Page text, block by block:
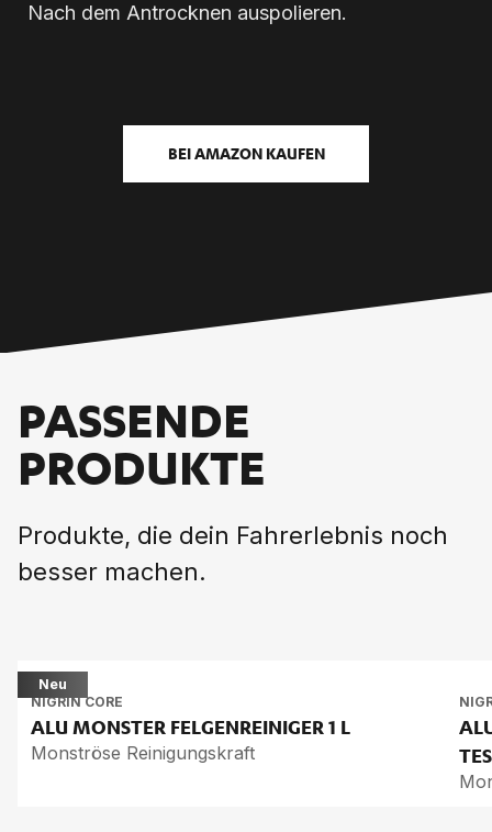
Nach dem Antrocknen auspolieren.
BEI AMAZON KAUFEN
PASSENDE
PRODUKTE
Produkte, die dein Fahrerlebnis noch
besser machen.
Neu
NIGRIN CORE
ALU MONS­TER FEL­GEN­REI­NI­GER1 L
Monströse Reinigungskraft